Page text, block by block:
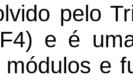
pelo
e é
e